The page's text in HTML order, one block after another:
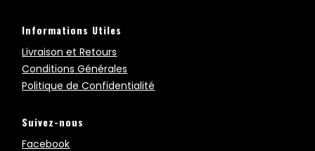
Informations Utiles
Livraison et Retours
Conditions Générales
Politique de Confidentialité
Suivez-nous
Facebook